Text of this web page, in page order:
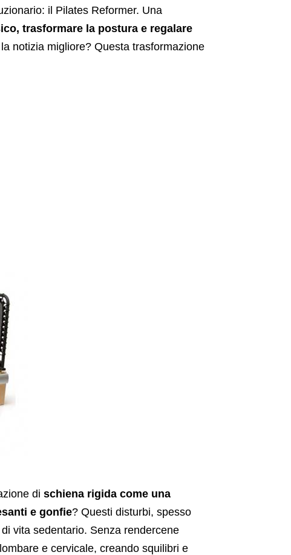
il Pilates Reformer. Una
trasformare la postura e regalare
notizia migliore? Questa trasformazione
di schiena rigida come una
e gonfie? Questi disturbi, spesso
vita sedentario. Senza rendercene
e cervicale, creando squilibri e